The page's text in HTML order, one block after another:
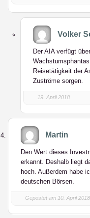
Volker
Der AIA verfügt
Reisetätigkeit der
Zuströme sorgen.
19. April 2018
Martin
Den Wert dieses
erkannt. Deshalb liegt
hoch. Außerdem habe
deutschen Börsen.
Gepostet am 10. April 2018